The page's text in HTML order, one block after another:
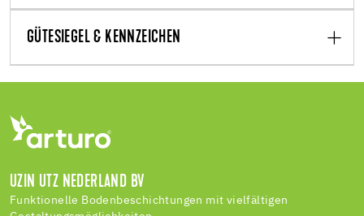
GÜTESIEGEL & KENNZEICHEN
UZIN UTZ NEDERLAND BV
Funktionelle Bodenbeschichtungen mit vielfältigen